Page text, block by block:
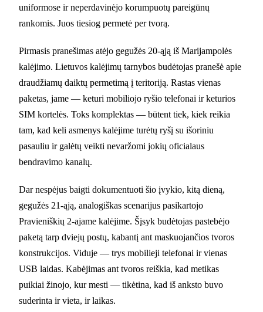
uniformose ir neperdavinėjo korumpuotų pareigūnų
rankomis. Juos tiesiog permetė per tvorą.
Pirmasis pranešimas atėjo gegužės 20-ąją iš Marijampolės
kalėjimo. Lietuvos kalėjimų tarnybos budėtojas pranešė apie
draudžiamų daiktų permetimą į teritoriją. Rastas vienas
paketas, jame — keturi mobiliojo ryšio telefonai ir keturios
SIM kortelės. Toks komplektas — būtent tiek, kiek reikia
tam, kad keli asmenys kalėjime turėtų ryšį su išoriniu
pasauliu ir galėtų veikti nevaržomi jokių oficialaus
bendravimo kanalų.
Dar nespėjus baigti dokumentuoti šio įvykio, kitą dieną,
gegužės 21-ąją, analogiškas scenarijus pasikartojo
Pravieniškių 2-ajame kalėjime. Šįsyk budėtojas pastebėjo
paketą tarp dviejų postų, kabantį ant maskuojančios tvoros
konstrukcijos. Viduje — trys mobilieji telefonai ir vienas
USB laidas. Kabėjimas ant tvoros reiškia, kad metikas
puikiai žinojo, kur mesti — tikėtina, kad iš anksto buvo
suderinta ir vieta, ir laikas.